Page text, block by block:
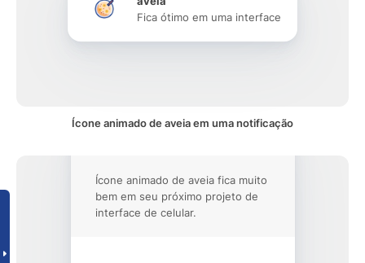
Fica ótimo em uma interface
Ícone animado de aveia em uma notificação
Ícone animado de aveia fica muito
bem em seu próximo projeto de
interface de celular.